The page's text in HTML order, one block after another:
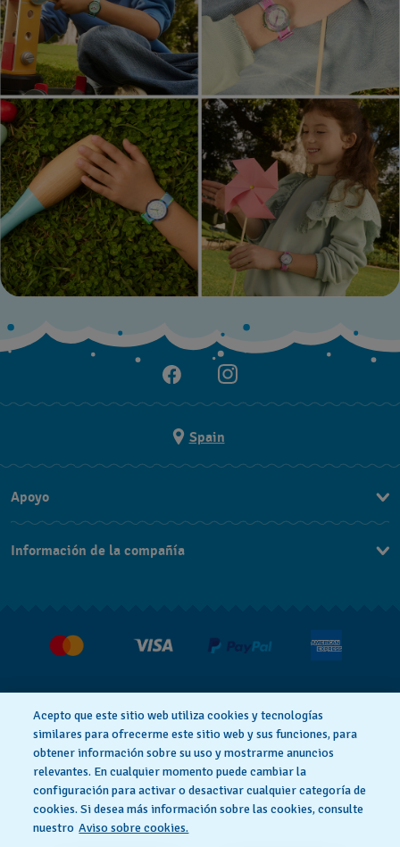
Spain
Apoyo
Preguntas frecuentes
Condiciones de venta
Sistema de información
Desistimiento del contrato
Información de la compañía
Aviso de privacidad Aviso sobre cookies
Términos de uso
Acepto que este sitio web utiliza cookies y tecnologías
similares para ofrecerme este sitio web y sus funciones, para
obtener información sobre su uso y mostrarme anuncios
relevantes. En cualquier momento puede cambiar la
configuración para activar o desactivar cualquier categoría de
cookies. Si desea más información sobre las cookies, consulte
nuestro Aviso sobre cookies.